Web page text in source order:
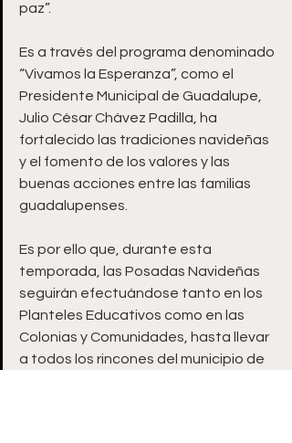
paz”.
Es a través del programa denominado
“Vivamos la Esperanza”, como el
Presidente Municipal de Guadalupe,
Julio César Chávez Padilla, ha
fortalecido las tradiciones navideñas
y el fomento de los valores y las
buenas acciones entre las familias
guadalupenses.
Es por ello que, durante esta
temporada, las Posadas Navideñas
seguirán efectuándose tanto en los
Planteles Educativos como en las
Colonias y Comunidades, hasta llevar
a todos los rincones del municipio de